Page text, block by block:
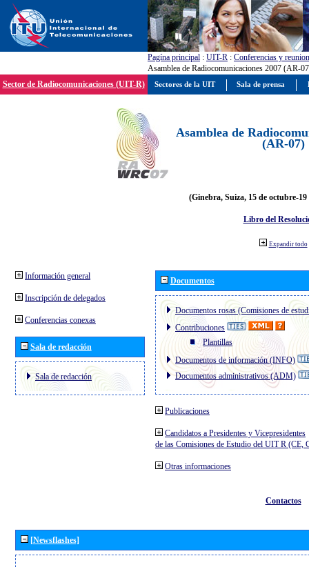
Pagína principal : UIT-R : Conferencias y
Asamblea de Radiocomunicaciones 2007 (AR-
Sector de Radiocomunicaciones (UIT-R)
Asamblea de
(AR-07)
(Ginebra, Suiza, 15 de octubre-19
Libro del
Expandir todo
Información general
Inscripción de delegados
Conferencias conexas
Sala de redacción
Sala de redacción
Documentos
Documentos rosas (Comisiones de
Contribuciones
Plantillas
Documentos de información (INFO)
Documentos administrativos (ADM)
Publicaciones
Candidatos a Presidentes y Vicepresidentes
de las Comisiones de Estudio del UIT R (CE,
Otras informaciones
Contactos
[Newsflashes]
Sectores de la UIT Sala de prensa